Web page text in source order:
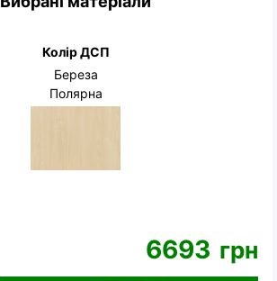
Колір ДСП
Береза
Полярна
6693 грн